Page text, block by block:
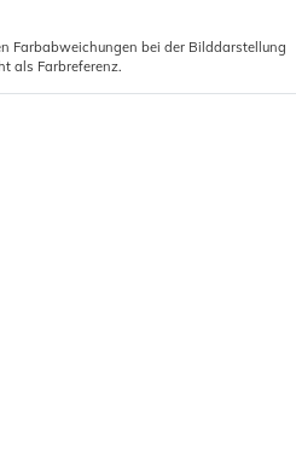
Farbabweichungen bei der Bilddarstellung
als Farbreferenz.
Grundierung
17,66 €